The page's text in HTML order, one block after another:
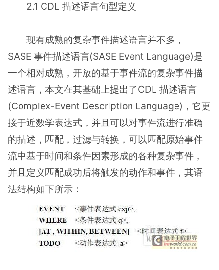
2.1 CDL 描述语言句型定义
现有成熟的复杂事件描述语言并不多，
SASE 事件描述语言(SASE Event Language)是
一个相对成熟，开放的基于事件流的复杂事件描
述语言，本文在其基础上提出了CDL 描述语言
(Complex-Event Description Language)，它更
接于近数学表达式，并且可以对事件流进行准确
的描述，匹配，过滤与转换，可以匹配原始事件
流中基于时间和条件因素形成的各种复杂事件，
并且定义匹配成功后将触发的动作和事件，其语
法结构如下所示：